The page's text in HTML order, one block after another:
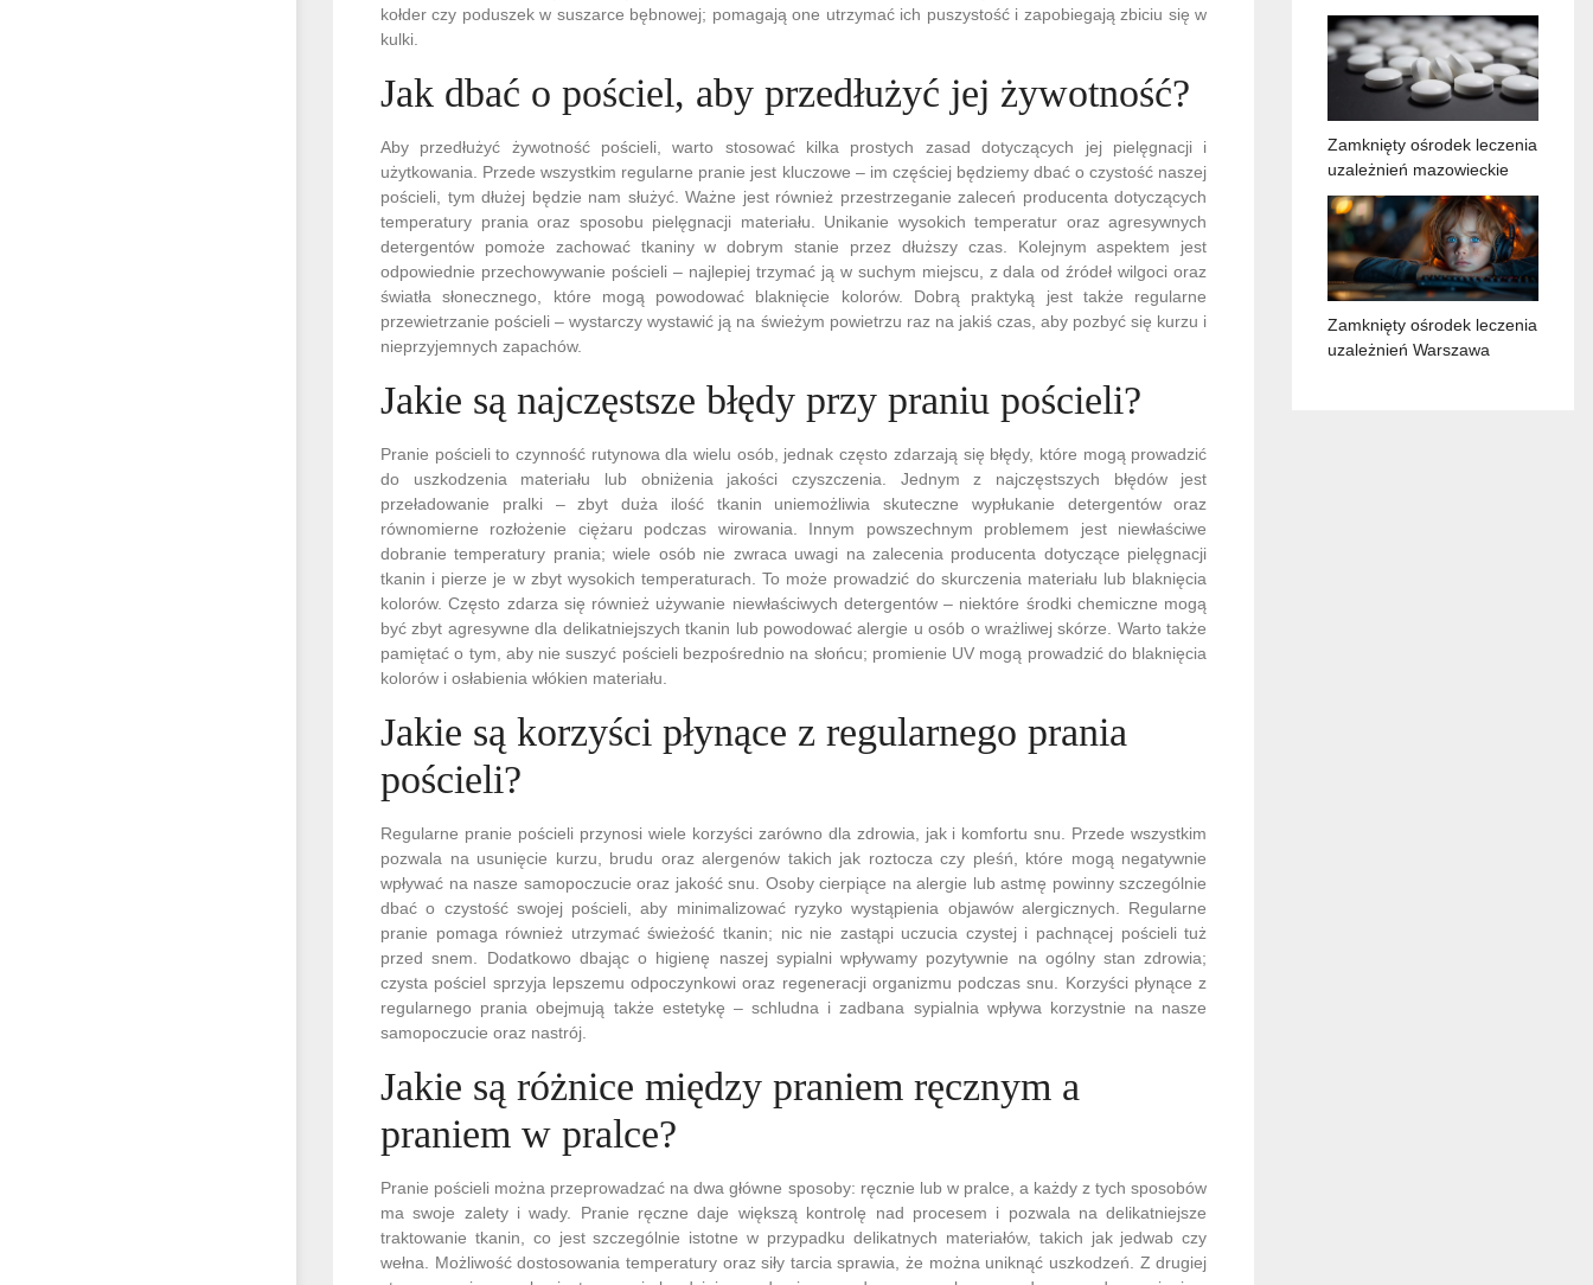
kołder czy poduszek w suszarce bębnowej; pomagają one utrzymać ich puszystość i zapobiegają zbiciu się w
kulki.
Jak dbać o pościel, aby przedłużyć jej żywotność?
Aby przedłużyć żywotność pościeli, warto stosować kilka prostych zasad dotyczących jej pielęgnacji i
użytkowania. Przede wszystkim regularne pranie jest kluczowe – im częściej będziemy dbać o czystość naszej
pościeli, tym dłużej będzie nam służyć. Ważne jest również przestrzeganie zaleceń producenta dotyczących
temperatury prania oraz sposobu pielęgnacji materiału. Unikanie wysokich temperatur oraz agresywnych
detergentów pomoże zachować tkaniny w dobrym stanie przez dłuższy czas. Kolejnym aspektem jest
odpowiednie przechowywanie pościeli – najlepiej trzymać ją w suchym miejscu, z dala od źródeł wilgoci oraz
światła słonecznego, które mogą powodować blaknięcie kolorów. Dobrą praktyką jest także regularne
przewietrzanie pościeli – wystarczy wystawić ją na świeżym powietrzu raz na jakiś czas, aby pozbyć się kurzu i
nieprzyjemnych zapachów.
Jakie są najczęstsze błędy przy praniu pościeli?
Pranie pościeli to czynność rutynowa dla wielu osób, jednak często zdarzają się błędy, które mogą prowadzić
do uszkodzenia materiału lub obniżenia jakości czyszczenia. Jednym z najczęstszych błędów jest
przeładowanie pralki – zbyt duża ilość tkanin uniemożliwia skuteczne wypłukanie detergentów oraz
równomierne rozłożenie ciężaru podczas wirowania. Innym powszechnym problemem jest niewłaściwe
dobranie temperatury prania; wiele osób nie zwraca uwagi na zalecenia producenta dotyczące pielęgnacji
tkanin i pierze je w zbyt wysokich temperaturach. To może prowadzić do skurczenia materiału lub blaknięcia
kolorów. Często zdarza się również używanie niewłaściwych detergentów – niektóre środki chemiczne mogą
być zbyt agresywne dla delikatniejszych tkanin lub powodować alergie u osób o wrażliwej skórze. Warto także
pamiętać o tym, aby nie suszyć pościeli bezpośrednio na słońcu; promienie UV mogą prowadzić do blaknięcia
kolorów i osłabienia włókien materiału.
Jakie są korzyści płynące z regularnego prania
pościeli?
Regularne pranie pościeli przynosi wiele korzyści zarówno dla zdrowia, jak i komfortu snu. Przede wszystkim
pozwala na usunięcie kurzu, brudu oraz alergenów takich jak roztocza czy pleśń, które mogą negatywnie
wpływać na nasze samopoczucie oraz jakość snu. Osoby cierpiące na alergie lub astmę powinny szczególnie
dbać o czystość swojej pościeli, aby minimalizować ryzyko wystąpienia objawów alergicznych. Regularne
pranie pomaga również utrzymać świeżość tkanin; nic nie zastąpi uczucia czystej i pachnącej pościeli tuż
przed snem. Dodatkowo dbając o higienę naszej sypialni wpływamy pozytywnie na ogólny stan zdrowia;
czysta pościel sprzyja lepszemu odpoczynkowi oraz regeneracji organizmu podczas snu. Korzyści płynące z
regularnego prania obejmują także estetykę – schludna i zadbana sypialnia wpływa korzystnie na nasze
samopoczucie oraz nastrój.
Jakie są różnice między praniem ręcznym a
praniem w pralce?
Pranie pościeli można przeprowadzać na dwa główne sposoby: ręcznie lub w pralce, a każdy z tych sposobów
ma swoje zalety i wady. Pranie ręczne daje większą kontrolę nad procesem i pozwala na delikatniejsze
traktowanie tkanin, co jest szczególnie istotne w przypadku delikatnych materiałów, takich jak jedwab czy
wełna. Możliwość dostosowania temperatury oraz siły tarcia sprawia, że można uniknąć uszkodzeń. Z drugiej
Zamknięty ośrodek leczenia
uzależnień mazowieckie
Zamknięty ośrodek leczenia
uzależnień Warszawa